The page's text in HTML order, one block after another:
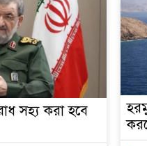
সহ্য করা হবে